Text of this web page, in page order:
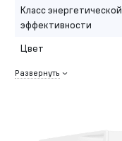
Класс энергетической
эффективности
Цвет
Развернуть